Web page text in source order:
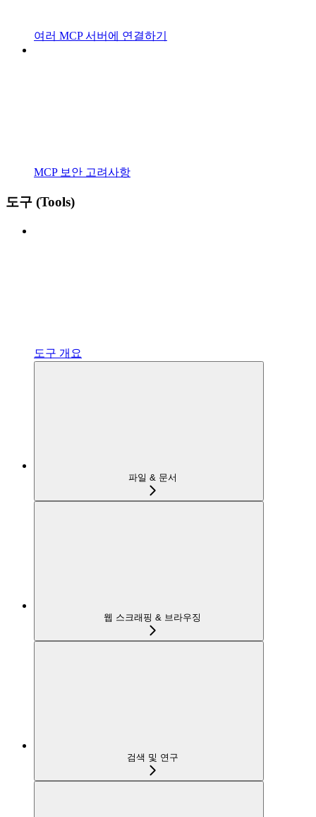
여러 MCP 서버에 연결하기
MCP 보안 고려사항
도구 (Tools)
도구 개요
파일 & 문서
웹 스크래핑 & 브라우징
검색 및 연구